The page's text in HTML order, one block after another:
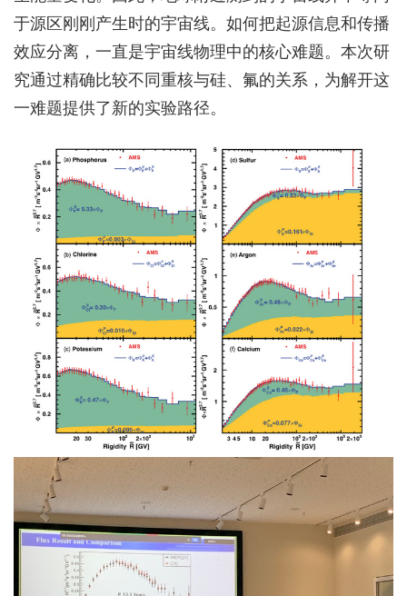
于源区刚刚产生时的宇宙线。如何把起源信息和传播
效应分离，一直是宇宙线物理中的核心难题。本次研
究通过精确比较不同重核与硅、氟的关系，为解开这
一难题提供了新的实验路径。